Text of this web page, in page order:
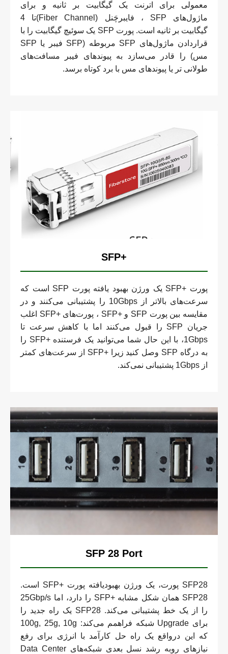
معمولی برای اترنت یک گیگابیت بر ثانیه و برای
ماژول‌های SFP ، فایبرچَنل (Fiber Channel)تا 4
گیگابیت بر ثانیه است. پورت SFP یک سوئیچ گیگابیت را با
قراردادن ماژول‌های SFP مربوطه (SFP فیبر یا SFP
مس) را قادر می‌سازد به پیوندهای فیبر مسافت‌های
طولانی تر یا پیوندهای مس با برد کوتاه برسد.
+SFP
پورت +SFP یک ورژن بهبود یافته پورت SFP است که
سرعت‌های بالاتر از 10Gbps را پشتیبانی می‌کنند و در
مقایسه بین پورت SFP و +SFP ، پورت‌های +SFP اغلب
جریان SFP را قبول می‌کنند اما با کاهش سرعت تا
1Gbps، با این حال شما می‌توانید یک فرستنده +SFP را
به درگاه SFP وصل کنید زیرا +SFP از سرعت‌های کمتر
از 1Gbps پشتیبانی نمی‌کند.
SFP 28 Port
SFP28 پورت، یک ورژن بهبودیافته پورت +SFP است.
SFP28 همان شکل مشابه +SFP را دارد، اما 25Gbp/s
را از یک خط پشتیبانی می‌کند. SFP28 یک راه جدید را
برای Upgrade شبکه فراهمم می‌کند: 100g, 25g, 10g
که این درواقع یک راه حل کارآمد با انرژی برای رفع
نیازهای روبه رشد نسل بعدی شبکه‌های Data Center